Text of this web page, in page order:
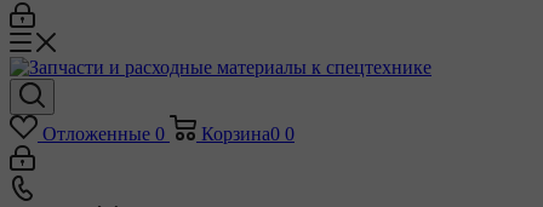
Отложенные 0 Корзина0 0